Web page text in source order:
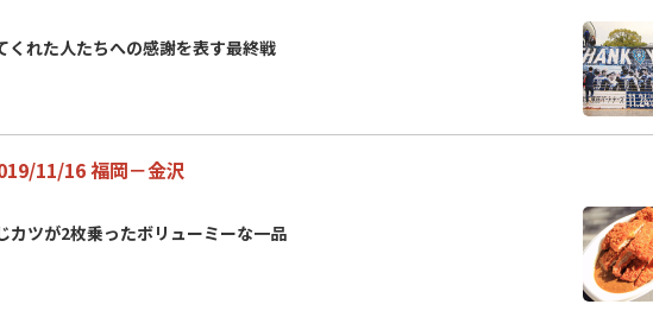
くれた人たちへの感謝を表す最終戦
11/16 福岡－金沢
カツが2枚乗ったボリューミーな一品